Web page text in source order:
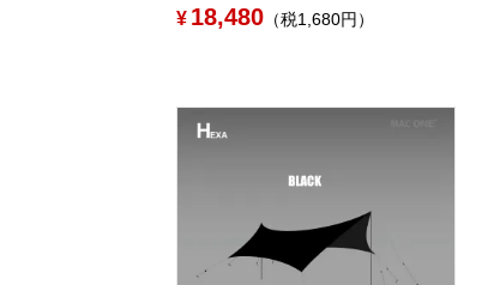
18,480 （税1,680円）